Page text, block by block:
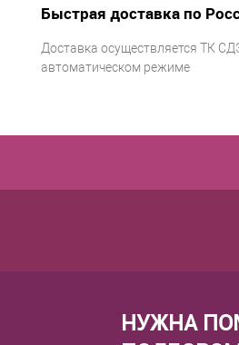
Быстрая доставка по
Доставка осуществляется ТК
автоматическом режиме
НУЖНА